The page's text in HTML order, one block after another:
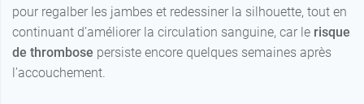
4 - Normal -
Beige naturel
29,99 €
Beige naturel
29,99 €
pour regalber les jambes et redessiner la silhouette, tout en
continuant d’améliorer la circulation sanguine, car le risque
de thrombose persiste encore quelques semaines après
l’accouchement.